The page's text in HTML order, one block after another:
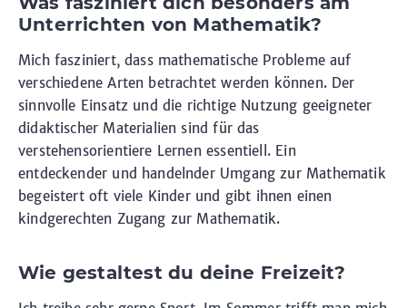
Unterrichten von Mathematik?
Mich fasziniert, dass mathematische Probleme auf
verschiedene Arten betrachtet werden können. Der
sinnvolle Einsatz und die richtige Nutzung geeigneter
didaktischer Materialien sind für das
verstehensorientiere Lernen essentiell. Ein
entdeckender und handelnder Umgang zur Mathematik
begeistert oft viele Kinder und gibt ihnen einen
kindgerechten Zugang zur Mathematik.
Wie gestaltest du deine Freizeit?